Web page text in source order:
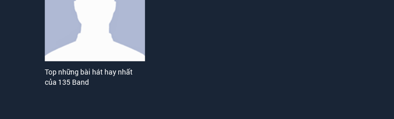
Top những bài hát hay nhất
của 135 Band